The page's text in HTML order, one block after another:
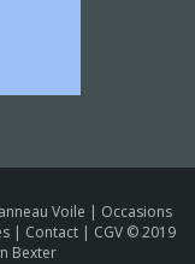
Voile | Occasions
| Contact | CGV © 2019
Bexter